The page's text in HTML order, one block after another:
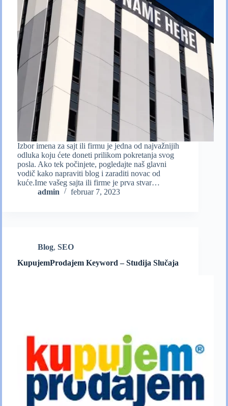
Izbor imena za sajt ili firmu je jedna od najvažnijih
odluka koju ćete doneti prilikom pokretanja svog
posla. Ako tek počinjete, pogledajte naš glavni
vodič kako napraviti blog i zaraditi novac od
kuće.Ime vašeg sajta ili firme je prva stvar…
admin
februar 7, 2023
Blog, SEO
KupujemProdajem Keyword – Studija Slučaja